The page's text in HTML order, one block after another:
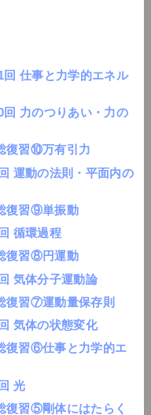
仕事と力学的エネル
力のつりあい・力の
復習⑩万有引力
運動の法則・平面内の
復習⑨単振動
循環過程
復習⑧円運動
気体分子運動論
復習⑦運動量保存則
気体の状態変化
復習⑥仕事と力学的エ
光
習⑤剛体にはたらく